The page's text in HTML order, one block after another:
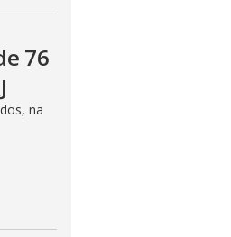
76
na